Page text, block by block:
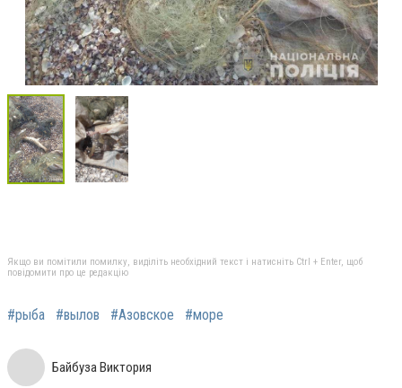
Якщо ви помітили помилку, виділіть необхідний текст і натисніть Ctrl + Enter, щоб
повідомити про це редакцію
#рыба #вылов #Азовское #море
Байбуза Виктория